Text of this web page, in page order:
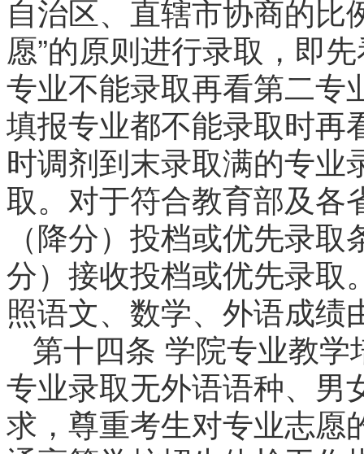
自治区、直辖市协商的比
愿”的原则进行录取，即
专业不能录取再看第二专
填报专业都不能录取时再
时调剂到末录取满的专业
取。对于符合教育部及各
（降分）投档或优先录
分）接收投档或优先录取
照语文、数学、外语成绩
第十四条 学院专业教
专业录取无外语语种、男
求，尊重考生对专业志愿